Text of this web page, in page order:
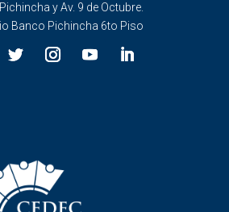
y Av. 9 de Octubre.
Banco Pichincha 6to Piso